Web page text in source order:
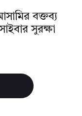
বক্তব্য
সুরক্ষা